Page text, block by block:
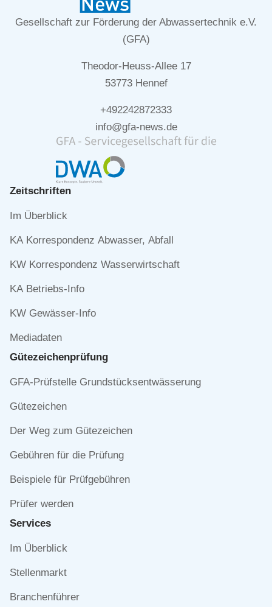
Gesellschaft zur Förderung der Abwassertechnik e.V.
(GFA)
Theodor-Heuss-Allee 17
53773 Hennef
+492242872333
info@gfa-news.de
Zeitschriften
Navigation
Im Überblick
KA Korrespondenz Abwasser, Abfall
KW Korrespondenz Wasserwirtschaft
KA Betriebs-Info
KW Gewässer-Info
Mediadaten
Gütezeichen­prüfung
Navigation
GFA-Prüfstelle Grundstücksentwässerung
Gütezeichen
Der Weg zum Gütezeichen
Gebühren für die Prüfung
Beispiele für Prüfgebühren
Prüfer werden
Services
Navigation
Im Überblick
Stellenmarkt
Branchenführer